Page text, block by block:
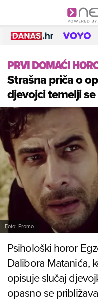
PRVI DOMAĆI
Strašna priča o
djevojci temelji
Foto: Promo
Psihološki horor
Dalibora Matanića,
opisuje slučaj
opasno se